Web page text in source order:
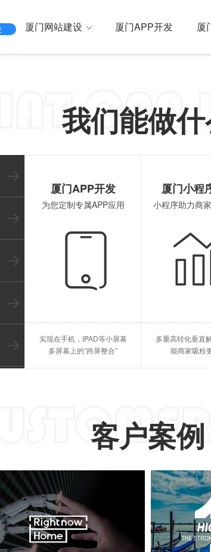
厦门网站建设 厦门APP开发 厦
母网络 一站式全
建设
答题考试、直播授课、等等
我们能做
厦门APP开发
为您定制专属APP应用
实现在手机，IPAD等小屏幕
多屏幕上的“跨屏整合”
厦门安卓APP开发
厦门IPAD开发
厦门小程
小程序助力商
多重高转化垂直
能商家吸粉
客户案例